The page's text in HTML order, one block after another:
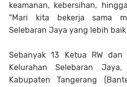
keamanan, kebersihan,
"Mari kita bekerja sama
Selebaran Jaya yang lebih
Sebanyak 13 Ketua RW
Kelurahan Selebaran Jaya,
Kabupaten Tangerang